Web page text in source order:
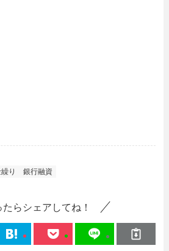
り 銀行融資
たらシェアしてね！